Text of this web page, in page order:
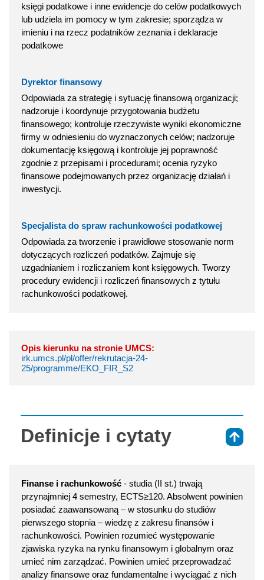
księgi podatkowe i inne ewidencje do celów podatkowych
lub udziela im pomocy w tym zakresie; sporządza w
imieniu i na rzecz podatników zeznania i deklaracje
podatkowe
Dyrektor finansowy
Odpowiada za strategię i sytuację finansową organizacji;
nadzoruje i koordynuje przygotowania budżetu
finansowego; kontroluje rzeczywiste wyniki ekonomiczne
firmy w odniesieniu do wyznaczonych celów; nadzoruje
dokumentację księgową i kontroluje jej poprawność
zgodnie z przepisami i procedurami; ocenia ryzyko
finansowe podejmowanych przez organizację działań i
inwestycji.
Specjalista do spraw rachunkowości podatkowej
Odpowiada za tworzenie i prawidłowe stosowanie norm
dotyczących rozliczeń podatków. Zajmuje się
uzgadnianiem i rozliczaniem kont księgowych. Tworzy
procedury ewidencji i rozliczeń finansowych z tytułu
rachunkowości podatkowej.
Opis kierunku na stronie UMCS:
irk.umcs.pl/pl/offer/rekrutacja-24-
25/programme/EKO_FIR_S2
Definicje i cytaty
Finanse i rachunkowość - studia (II st.) trwają
przynajmniej 4 semestry, ECTS≥120. Absolwent powinien
posiadać zaawansowaną – w stosunku do studiów
pierwszego stopnia – wiedzę z zakresu finansów i
rachunkowości. Powinien rozumieć występowanie
zjawiska ryzyka na rynku finansowym i globalnym oraz
umieć nim zarządzać. Powinien umieć przeprowadzać
analizy finansowe oraz fundamentalne i wyciągać z nich